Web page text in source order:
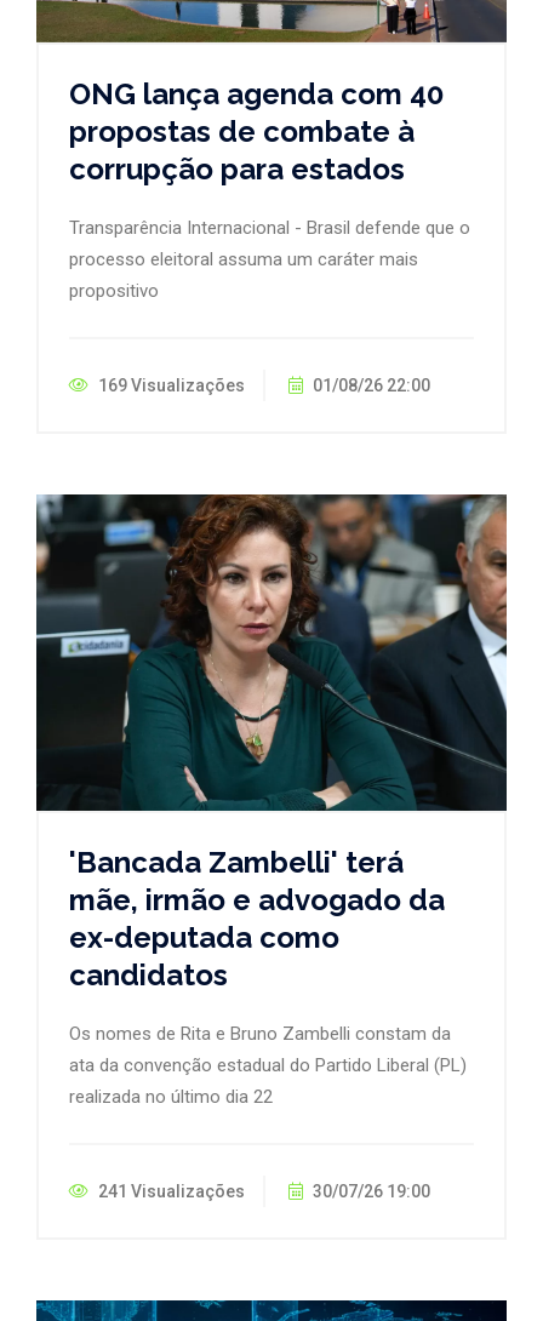
ONG lança agenda com 40
propostas de combate à
corrupção para estados
Transparência Internacional - Brasil defende que o
processo eleitoral assuma um caráter mais
propositivo
169 Visualizações 01/08/26 22:00
'Bancada Zambelli' terá
mãe, irmão e advogado da
ex-deputada como
candidatos
Os nomes de Rita e Bruno Zambelli constam da
ata da convenção estadual do Partido Liberal (PL)
realizada no último dia 22
241 Visualizações 30/07/26 19:00